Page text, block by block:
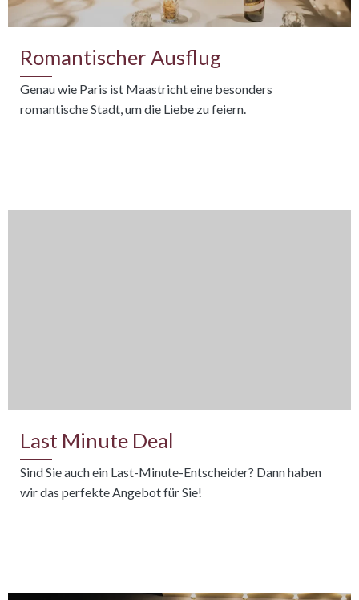
Romantischer Ausflug
Genau wie Paris ist Maastricht eine besonders
romantische Stadt, um die Liebe zu feiern.
Last Minute Deal
Sind Sie auch ein Last-Minute-Entscheider? Dann haben
wir das perfekte Angebot für Sie!